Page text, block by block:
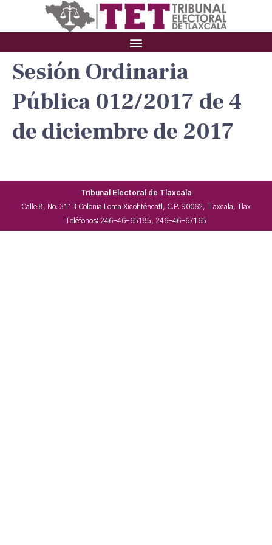
Sesión Ordinaria
Pública 012/2017 de 4
de diciembre de 2017
Tribunal Electoral de Tlaxcala
Calle 8, No. 3113 Colonia Loma Xicohténcatl, C.P. 90062, Tlaxcala, Tlax
Teléfonos: 246-46-65185, 246-46-67165